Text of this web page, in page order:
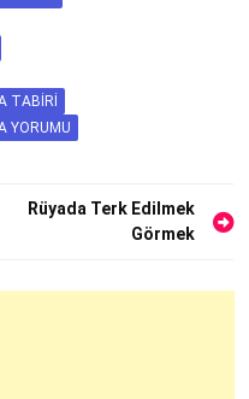
TABIRI
YORUMU
Rüyada Terk Edilmek
Görmek